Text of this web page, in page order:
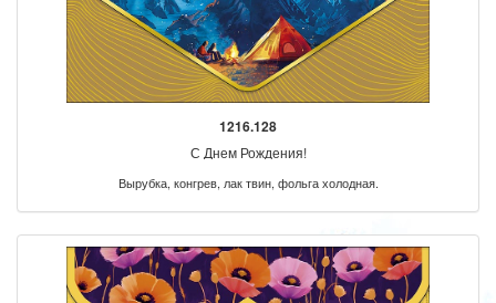
1216.128
С Днем Рождения!
Вырубка, конгрев, лак твин, фольга холодная.